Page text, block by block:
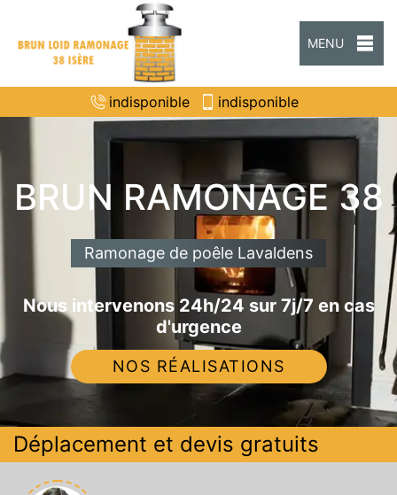
MENU
indisponible indisponible
BRUN RAMONAGE 38
Ramonage de poêle Lavaldens
Nous intervenons 24h/24 sur 7j/7 en cas
d'urgence
NOS RÉALISATIONS
Déplacement et devis gratuits